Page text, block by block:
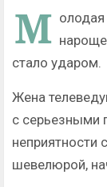
М
стало ударом.
Жена
с серьезными
шевелюрой,